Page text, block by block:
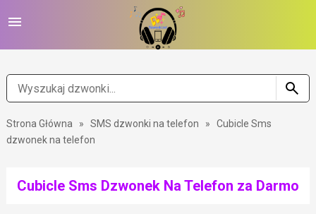
Strona Główna » SMS dzwonki na telefon »
Cubicle Sms
dzwonek na telefon
Cubicle Sms Dzwonek Na Telefon za Darmo